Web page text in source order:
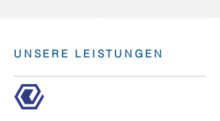
UNSERE LEISTUNGEN